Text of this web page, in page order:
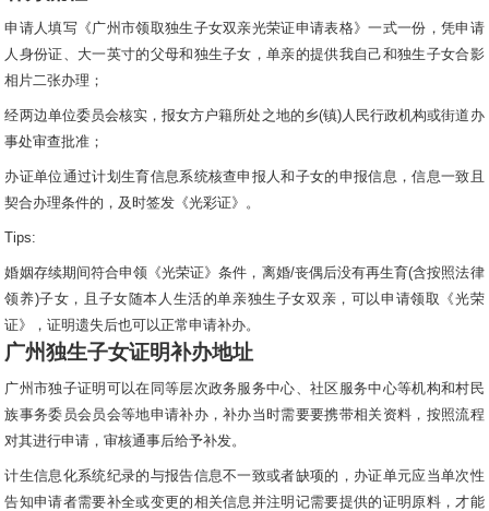
申请人填写《广州市领取独生子女双亲光荣证申请表格》一式一份，凭申请
人身份证、大一英寸的父母和独生子女，单亲的提供我自己和独生子女合影
相片二张办理；
经两边单位委员会核实，报女方户籍所处之地的乡(镇)人民行政机构或街道办
事处审查批准；
办证单位通过计划生育信息系统核查申报人和子女的申报信息，信息一致且
契合办理条件的，及时签发《光彩证》。
Tips:
婚姻存续期间符合申领《光荣证》条件，离婚/丧偶后没有再生育(含按照法律
领养)子女，且子女随本人生活的单亲独生子女双亲，可以申请领取《光荣
证》，证明遗失后也可以正常申请补办。
广州独生子女证明补办地址
广州市独子证明可以在同等层次政务服务中心、社区服务中心等机构和村民
族事务委员会员会等地申请补办，补办当时需要要携带相关资料，按照流程
对其进行申请，审核通事后给予补发。
计生信息化系统纪录的与报告信息不一致或者缺项的，办证单元应当单次性
告知申请者需要补全或变更的相关信息并注明记需要提供的证明原料，才能